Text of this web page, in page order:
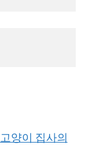
양이 집사의